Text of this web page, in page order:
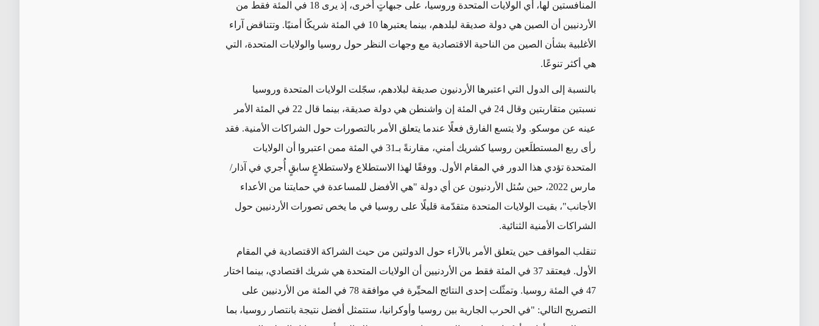
المنافستين لها، أي الولايات المتحدة وروسيا، على جبهاتٍ أخرى، إذ يرى 18 في المئة فقط من
الأردنيين أن الصين هي دولة صديقة لبلدهم، بينما يعتبرها 10 في المئة شريكًا أمنيًا. وتتناقض آراء
الأغلبية بشأن الصين من الناحية الاقتصادية مع وجهات النظر حول روسيا والولايات المتحدة، التي
هي أكثر تنوعًا.
بالنسبة إلى الدول التي اعتبرها الأردنيون صديقة لبلادهم، سجّلت الولايات المتحدة وروسيا
نسبتين متقاربتين وقال 24 في المئة إن واشنطن هي دولة صديقة، بينما قال 22 في المئة الأمر
عينه عن موسكو. ولا يتسع الفارق فعلًا عندما يتعلق الأمر بالتصورات حول الشراكات الأمنية. فقد
رأى ربع المستطلَعين روسيا كشريك أمني، مقارنةً بـ31 في المئة ممن اعتبروا أن الولايات
المتحدة تؤدي هذا الدور في المقام الأول. ووفقًا لهذا الاستطلاع ولاستطلاعٍ سابقٍ أُجري في آذار/
مارس 2022، حين سُئل الأردنيون عن أي دولة "هي الأفضل للمساعدة في حمايتنا من الأعداء
الأجانب"، بقيت الولايات المتحدة متقدّمة قليلًا على روسيا في ما يخص تصورات الأردنيين حول
الشراكات الأمنية الثنائية.
تنقلب المواقف حين يتعلق الأمر بالآراء حول الدولتين من حيث الشراكة الاقتصادية في المقام
الأول. فيعتقد 37 في المئة فقط من الأردنيين أن الولايات المتحدة هي شريك اقتصادي، بينما اختار
47 في المئة روسيا. وتمثّلت إحدى النتائج المحيِّرة في موافقة 78 في المئة من الأردنيين على
التصريح التالي: "في الحرب الجارية بين روسيا وأوكرانيا، ستتمثل أفضل نتيجة بانتصار روسيا، بما